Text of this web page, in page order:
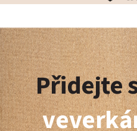
Z
á
p
a
Přidejte